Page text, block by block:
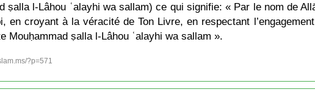
ṣalla l-Lâhou ʿalayhi wa sallam) ce qui signifie: « Par le nom de
en croyant à la véracité de Ton Livre, en respectant
Mouḥammad ṣalla l-Lâhou ʿalayhi wa sallam ».
?p=571